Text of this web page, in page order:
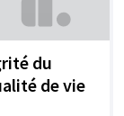
du
de vie